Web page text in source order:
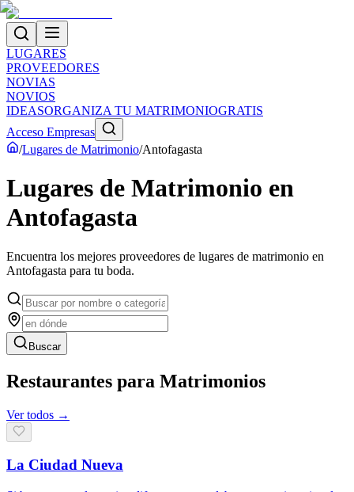
LUGARES
PROVEEDORES
NOVIAS
NOVIOS
IDEASORGANIZA TU MATRIMONIOGRATIS
Acceso Empresas
/Lugares de Matrimonio/Antofagasta
Lugares de Matrimonio en
Antofagasta
Encuentra los mejores proveedores de lugares de matrimonio en
Antofagasta para tu boda.
Buscar
Restaurantes para Matrimonios
Ver todos →
La Ciudad Nueva